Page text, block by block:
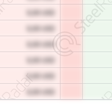
0,00 USD